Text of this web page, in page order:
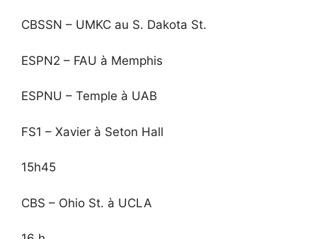
CBSSN – UMKC au S. Dakota St.
ESPN2 – FAU à Memphis
ESPNU – Temple à UAB
FS1 – Xavier à Seton Hall
15h45
CBS – Ohio St. à UCLA